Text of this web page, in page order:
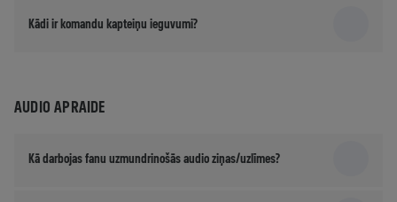
Kādi ir komandu kapteiņu ieguvumi?
AUDIO APRAIDE
Kā darbojas fanu uzmundrinošās audio ziņas/uzlīmes?